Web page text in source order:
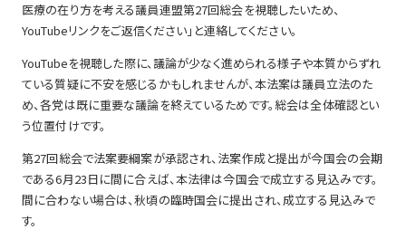
医療の在り方を考える議員連盟第27回総会を視聴したいため、
YouTubeリンクをご返信ください」と連絡してください。
YouTubeを視聴した際に、議論が少なく進められる様子や本質からずれ
ている質疑に不安を感じるかもしれませんが、本法案は議員立法のた
め、各党は既に重要な議論を終えているためです。総会は全体確認とい
う位置付けです。
第27回総会で法案要綱案が承認され、法案作成と提出が今国会の会期
である6月23日に間に合えば、本法律は今国会で成立する見込みです。
間に合わない場合は、秋頃の臨時国会に提出され、成立する見込みで
す。